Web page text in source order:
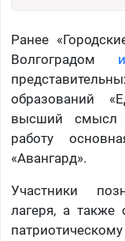
Ранее
Волгоградом
образований
высший смысл
работу
«Авангард».
Участники
лагеря, а также